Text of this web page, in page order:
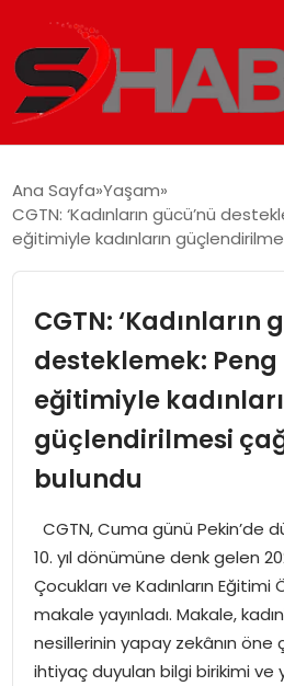
MAGAZIN
EKONOMI
SIYASET
YAŞAM
Ana Sayfa Yaşam
CGTN: ‘Kadınların gücü’nü
eğitimiyle kadınların
CGTN: ‘Kadınların
desteklemek:
eğitimiyle
güçlendirilmesi
bulundu
CGTN, Cuma günü Pekin’de
10. yıl dönümüne denk gelen
Çocukları ve Kadınların
makale yayınladı. Makale,
nesillerinin yapay zekânın öne
ihtiyaç duyulan bilgi birikimi ve